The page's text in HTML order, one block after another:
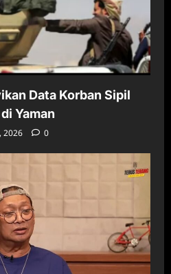
Data Korban Sipil
Yaman
2026 0